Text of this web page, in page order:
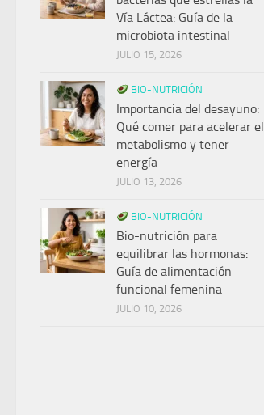
Vía Láctea: Guía de la
microbiota intestinal
JULIO 15, 2026
BIO-NUTRICIÓN
Importancia del desayuno:
Qué comer para acelerar el
metabolismo y tener
energía
JULIO 13, 2026
BIO-NUTRICIÓN
Bio-nutrición para
equilibrar las hormonas:
Guía de alimentación
funcional femenina
JULIO 10, 2026